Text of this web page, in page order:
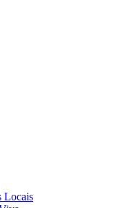
Locais